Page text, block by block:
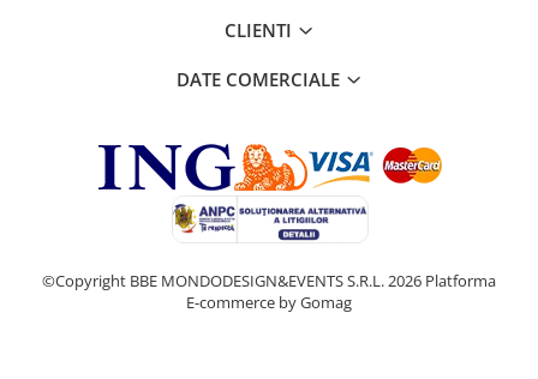
CLIENTI
DATE COMERCIALE
©Copyright BBE MONDODESIGN&EVENTS S.R.L. 2026 Platforma
E-commerce by Gomag